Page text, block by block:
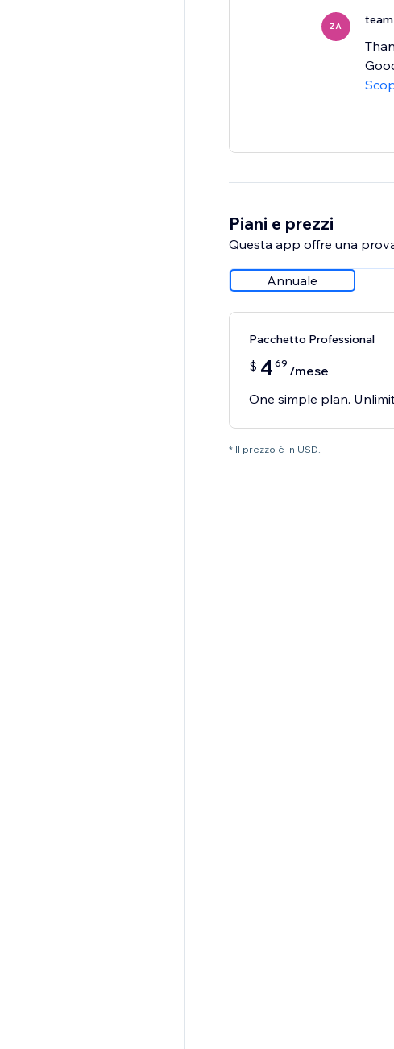
ZA
Piani e prezzi
Questa app offre una
Annuale
Pacchetto Professional
$ 4 69 /mese
One simple plan.
* Il prezzo è in USD.